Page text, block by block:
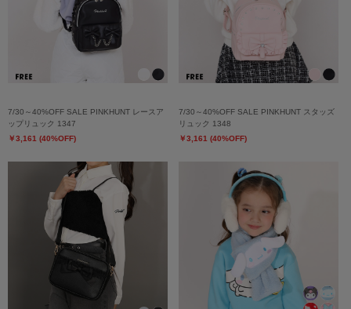
7/30～40%OFF SALE PINKHUNT レースア
ップリュック 1347
￥3,161 (40%OFF)
7/30～40%OFF SALE PINKHUNT スタッズ
リュック 1348
￥3,161 (40%OFF)